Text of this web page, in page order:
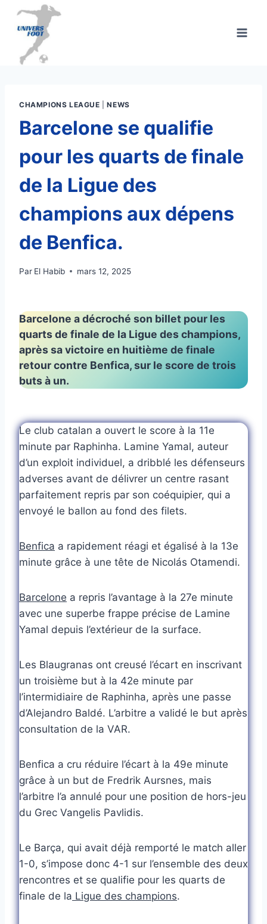
Aller
contenu
CHAMPIONS LEAGUE |NEWS
Barcelone se qualifie
pour les quarts de finale
de la Ligue des
champions aux dépens
de Benfica.
Par El Habib mars 12, 2025
Barcelone a décroché son billet pour les
quarts de finale de la Ligue des champions,
après sa victoire en huitième de finale
retour contre Benfica, sur le score de trois
buts à un.
Le club catalan a ouvert le score à la 11e
minute par Raphinha. Lamine Yamal, auteur
d’un exploit individuel, a dribblé les défenseurs
adverses avant de délivrer un centre rasant
parfaitement repris par son coéquipier, qui a
envoyé le ballon au fond des filets.
Benfica a rapidement réagi et égalisé à la 13e
minute grâce à une tête de Nicolás Otamendi.
Barcelone a repris l’avantage à la 27e minute
avec une superbe frappe précise de Lamine
Yamal depuis l’extérieur de la surface.
Les Blaugranas ont creusé l’écart en inscrivant
un troisième but à la 42e minute par
l’intermidiaire de Raphinha, après une passe
d’Alejandro Baldé. L’arbitre a validé le but après
consultation de la VAR.
Benfica a cru réduire l’écart à la 49e minute
grâce à un but de Fredrik Aursnes, mais
l’arbitre l’a annulé pour une position de hors-jeu
du Grec Vangelis Pavlidis.
Le Barça, qui avait déjà remporté le match aller
1-0, s’impose donc 4-1 sur l’ensemble des deux
rencontres et se qualifie pour les quarts de
finale de la Ligue des champions.